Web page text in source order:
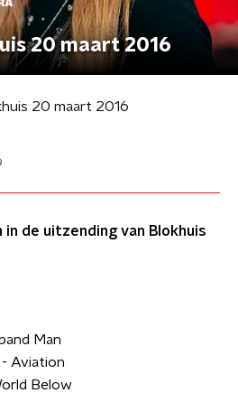
20 maart 2016
20 maart 2016
de uitzending van Blokhuis
Man
Aviation
Below